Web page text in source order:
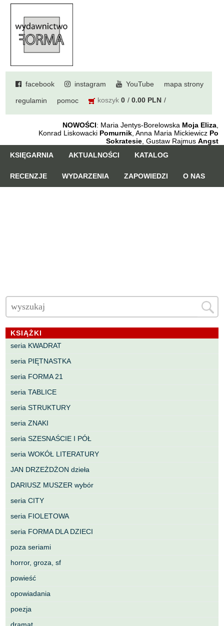
facebook instagram YouTube mapa strony
regulamin pomoc koszyk 0 0.00 PLN
NOWOŚCI: Maria Jentys-Borelowska Moja Eliza,
Konrad Liskowacki Pomurnik, Anna Maria Mickiewicz Po
Sokratesie, Gustaw Rajmus Angst
KSIĘGARNIA
AKTUALNOŚCI KATALOG
RECENZJE WYDARZENIA ZAPOWIEDZI O NAS
KSIĄŻKI
seria KWADRAT
seria PIĘTNASTKA
seria FORMA 21
seria TABLICE
seria STRUKTURY
seria ZNAKI
seria SZESNAŚCIE I PÓŁ
seria WOKÓŁ LITERATURY
JAN DRZEŻDŻON dzieła
DARIUSZ MUSZER wybór
seria CITY
seria FIOLETOWA
seria FORMA DLA DZIECI
poza seriami
horror, groza, sf
powieść
opowiadania
poezja